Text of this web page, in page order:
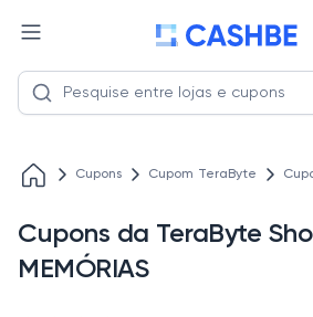
Cupons Cupom TeraByte
Cupons da TeraByte
MEMÓRIAS